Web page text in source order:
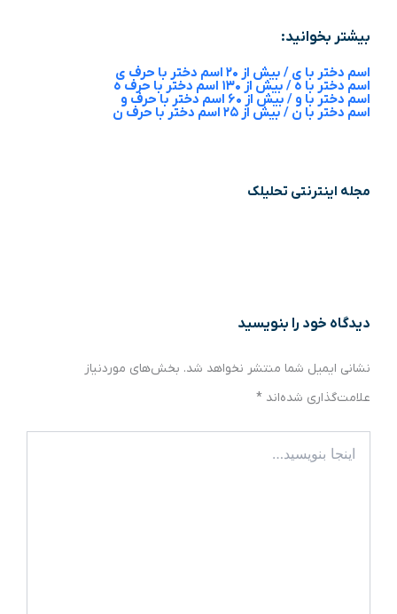
بیشتر بخوانید:
اسم دختر با ی / بیش از ۲۰ اسم دختر با حرف ی
اسم دختر با ه / بیش از ۱۳۰ اسم دختر با حرف ه
اسم دختر با و / بیش از ۶۰ اسم دختر با حرف و
اسم دختر با ن / بیش از ۲۵ اسم دختر با حرف ن
مجله اینترنتی تحلیلک
دیدگاه‌ خود را بنویسید
نشانی ایمیل شما منتشر نخواهد شد. بخش‌های موردنیاز
علامت‌گذاری شده‌اند *
بنویسید…